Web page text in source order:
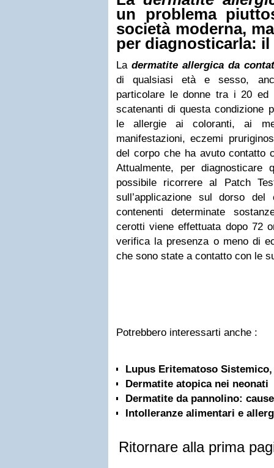
un problema
società moderna,
per diagnosticarla:
La dermatite allergica da
di qualsiasi età e sesso,
particolare le donne tra i 20
scatenanti di questa condizione
le allergie ai coloranti, ai
manifestazioni, eczemi
del corpo che ha avuto contatto
Attualmente, per
possibile ricorrere al Patch
sull’applicazione sul dorso
contenenti determinate
cerotti viene effettuata dopo 72
verifica la presenza o meno di
che sono state a contatto con le
Potrebbero interessarti anche :
Lupus Eritematoso
Dermatite atopica nei neonati
Dermatite da pannolino:
Intolleranze alimentari e
Ritornare alla prima